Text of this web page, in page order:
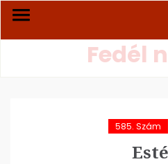
Fedél
585. Szám